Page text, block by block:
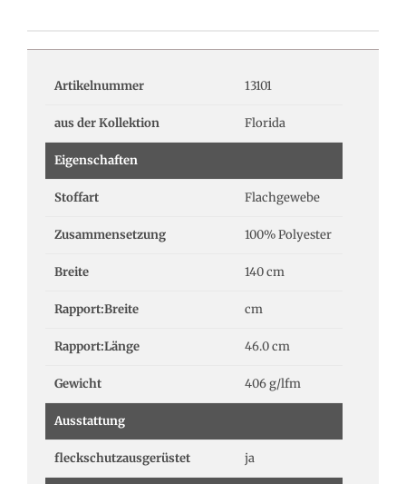
Artikelnummer 13101
aus der Kollektion Florida
Eigenschaften
Stoffart Flachgewebe
Zusammensetzung 100% Polyester
Breite 140 cm
Rapport:Breite cm
Rapport:Länge 46.0 cm
Gewicht 406 g/lfm
Ausstattung
fleckschutzausgerüstet ja